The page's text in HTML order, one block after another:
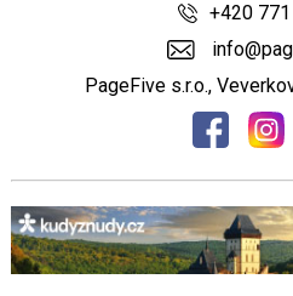
+420
PageFive s.r.o.,